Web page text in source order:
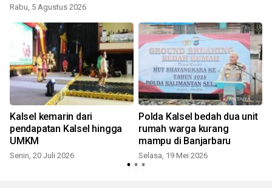
Rabu, 5 Agustus 2026
Kalsel kemarin dari
pendapatan Kalsel hingga
UMKM
Senin, 20 Juli 2026
Polda Kalsel bedah dua unit
rumah warga kurang
mampu di Banjarbaru
Selasa, 19 Mei 2026